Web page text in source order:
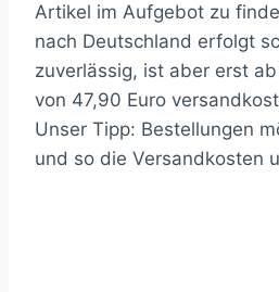
Artikel im Aufgebot zu
nach Deutschland erfolgt
zuverlässig, ist aber erst
von 47,90 Euro
Unser Tipp: Bestellungen
und so die Versandkosten